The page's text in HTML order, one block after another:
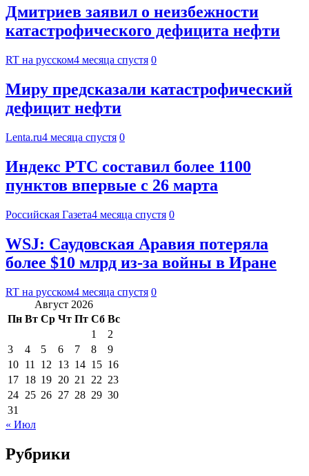
Дмитриев заявил о неизбежности
катастрофического дефицита нефти
RT на русском4 месяца спустя 0
Миру предсказали катастрофический
дефицит нефти
Lenta.ru4 месяца спустя 0
Индекс РТС составил более 1100
пунктов впервые с 26 марта
Российская Газета4 месяца спустя 0
WSJ: Саудовская Аравия потеряла
более $10 млрд из-за войны в Иране
RT на русском4 месяца спустя 0
Август 2026
Пн Вт Ср Чт Пт Сб Вс
1
2
3
4 5 6 7 8
9
10 11 12 13 14 15 16
17 18 19 20 21 22 23
24 25 26 27 28 29 30
31
« Июл
Рубрики